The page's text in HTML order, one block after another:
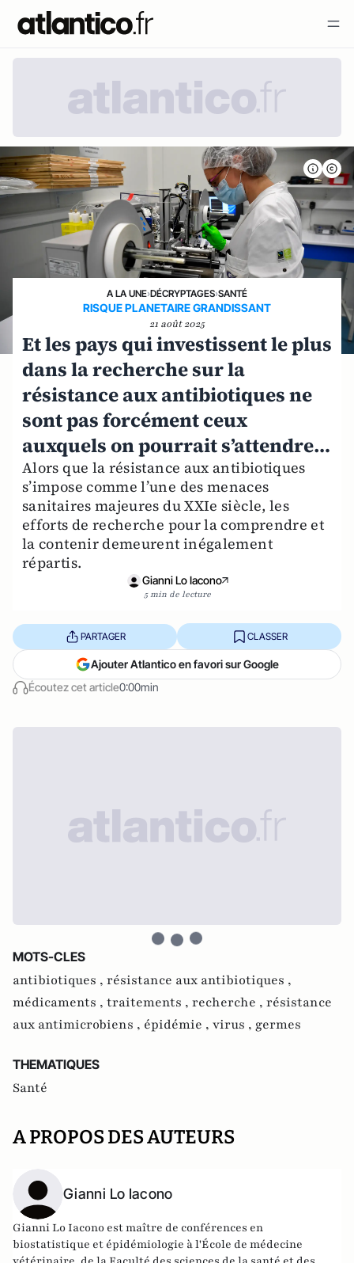
A LA UNE›DÉCRYPTAGES›SANTÉ
RISQUE PLANETAIRE GRANDISSANT
21 août 2025
Et les pays qui investissent le plus
dans la recherche sur la
résistance aux antibiotiques ne
sont pas forcément ceux
auxquels on pourrait s’attendre…
Alors que la résistance aux antibiotiques
s’impose comme l’une des menaces
sanitaires majeures du XXIe siècle, les
efforts de recherche pour la comprendre et
la contenir demeurent inégalement
répartis.
Gianni Lo Iacono
5 min de lecture
Écoutez cet article0:00min
PARTAGER CLASSER
Ajouter Atlantico en favori sur Google
MOTS-CLES
antibiotiques , résistance aux antibiotiques ,
médicaments , traitements , recherche , résistance
aux antimicrobiens , épidémie , virus , germes
THEMATIQUES
Santé
A PROPOS DES AUTEURS
Gianni Lo Iacono
Gianni Lo Iacono est maître de conférences en
biostatistique et épidémiologie à l'École de médecine